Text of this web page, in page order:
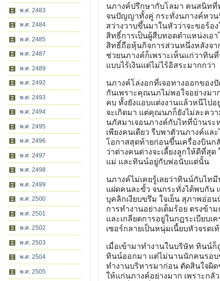
พ.ศ. 2483
พ.ศ. 2484
พ.ศ. 2485
พ.ศ. 2487
พ.ศ. 2489
พ.ศ. 2492
พ.ศ. 2493
พ.ศ. 2494
พ.ศ. 2495
พ.ศ. 2496
พ.ศ. 2497
พ.ศ. 2498
พ.ศ. 2499
พ.ศ. 2500
พ.ศ. 2501
พ.ศ. 2502
พ.ศ. 2503
พ.ศ. 2504
พ.ศ. 2505
นภางค์ปรึกษากับโลมา คนสนิทที่
จนปัญญาทั้งคู่ กระทั่งนภางค์หวน
สว่างวาบขึ้นมาในหัวว่าจะขอร้อ
สิทธิ์การเป็นผู้สืบทอดตำแหน่งเอ
สิทธิ์ถือหุ้นกิจการส่วนหนึ่งหลังจา
ช่วยนภางค์ก็เพราะเห็นแก่วาทิน
แบบไร้เงินแต่ไม่ไร้อิสระมากกว่า
นภางค์โล่งอกที่เจอทางออกของ
กันเพราะคุณนภไม่พอใจอย่างม
คบ ทั้งยังแอบแต่งงานแล้วหนีไป
จะเกิดมา แต่คุณนภก็ยังไม่ละค
นภัสมาเจอนภางค์กับไทที่บ้านร
เพียงคนเดียว รีบพาตัวนภางค์แล
โอกาสสุดท้ายก่อนขึ้นเครื่องบินก
ว่าต่างคนต่างจะเลี้ยงลูกให้ดีที่สุ
แม่ และทินน์อยู่กับพ่อนับแต่นั้น
นภางค์ไม่เคยรู้เลยว่าทินน์กับไท
แฝดคนละขั้ว จนกระทั่งได้พบกัน
บุคลิกเงียบขรึม ใจเย็น สุภาพอ่อน
การทำงานอย่างเต็มร้อย ตรงข้
และเกลียดการอยู่ในกฎระเบียบ
เซอร์กลายเป็นหนุ่มเนี้ยบหัวจรด
เมื่อเข้ามาทำงานในบริษัท ทินน์
ทินน์ออกมา แต่ไม่นานนักคนรอบ
ทำงานบริหารมาก่อน ตัดสินใจผิ
ให้แก่นภางค์อย่างมาก เพราะก